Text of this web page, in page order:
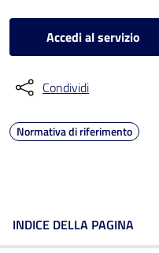
Accedi al servizio
Condividi
Normativa di riferimento
INDICE DELLA PAGINA